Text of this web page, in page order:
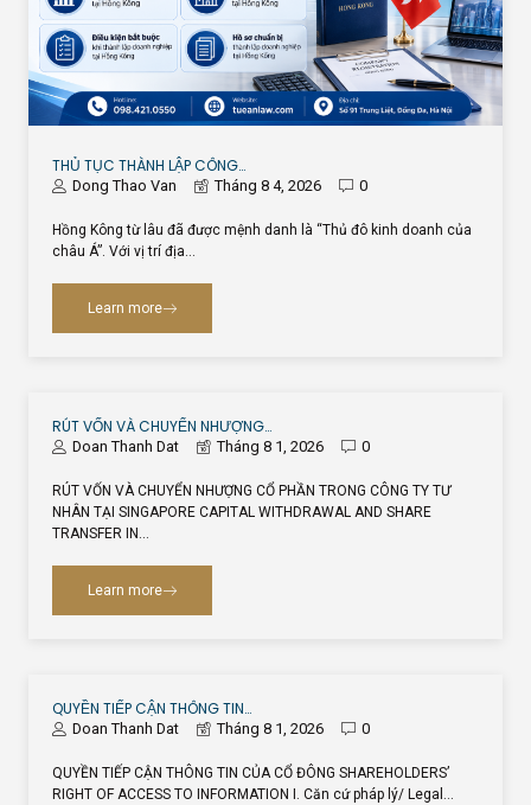
THỦ TỤC THÀNH LẬP CÔNG…
Dong Thao Van Tháng 8 4, 2026 0
Hồng Kông từ lâu đã được mệnh danh là “Thủ đô kinh doanh của
châu Á”. Với vị trí địa…
Learn more
RÚT VỐN VÀ CHUYỂN NHƯỢNG…
Doan Thanh Dat Tháng 8 1, 2026 0
RÚT VỐN VÀ CHUYỂN NHƯỢNG CỔ PHẦN TRONG CÔNG TY TƯ
NHÂN TẠI SINGAPORE CAPITAL WITHDRAWAL AND SHARE
TRANSFER IN…
Learn more
QUYỀN TIẾP CẬN THÔNG TIN…
Doan Thanh Dat Tháng 8 1, 2026 0
QUYỀN TIẾP CẬN THÔNG TIN CỦA CỔ ĐÔNG SHAREHOLDERS’
RIGHT OF ACCESS TO INFORMATION I. Căn cứ pháp lý/ Legal…